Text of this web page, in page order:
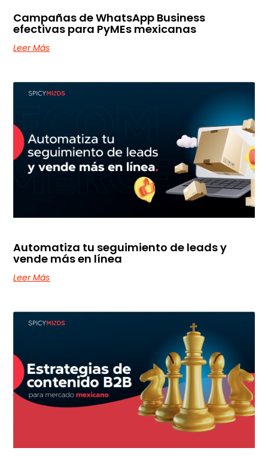
Campañas de WhatsApp Business
efectivas para PyMEs mexicanas
Leer Más
Automatiza tu seguimiento de leads y
vende más en línea
Leer Más